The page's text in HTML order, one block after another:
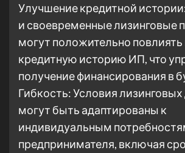
Улучшение кредитной
и своевременные лизинговые
могут положительно повлиять
кредитную историю ИП, что
получение финансирования в
Гибкость: Условия
могут быть адаптированы к
индивидуальным
предпринимателя, включая